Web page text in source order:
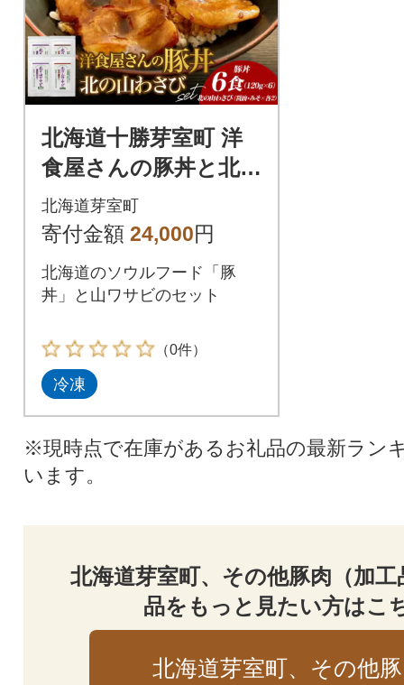
北海道十勝芽室町 洋
食屋さんの豚丼と北
の山ワサビ(6食分)
me026-040c
北海道芽室町
寄付金額 24,000円
北海道のソウルフード「豚
丼」と山ワサビのセット
（0件）
冷凍
※現時点で在庫があるお礼品の最新ラン
います。
北海道芽室町、その他豚肉（加
品をもっと見たい方はこ
北海道芽室町、その他